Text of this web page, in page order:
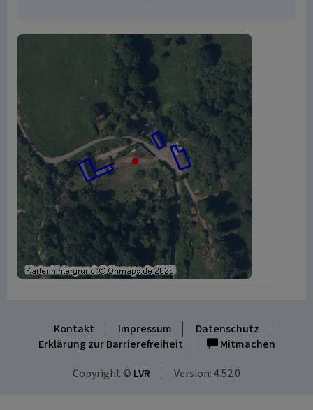
Kontakt Impressum
Datenschutz
Erklärung zur Barrierefreiheit
Mitmachen
Copyright © LVR Version: 4.52.0